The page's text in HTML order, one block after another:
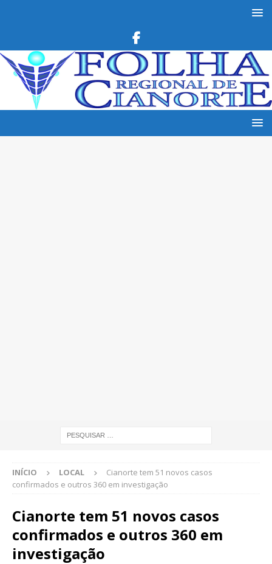
INÍCIO LOCAL
Cianorte tem 51 novos casos
confirmados e outros 360 em investigação
Cianorte tem 51 novos casos
confirmados e outros 360 em
investigação